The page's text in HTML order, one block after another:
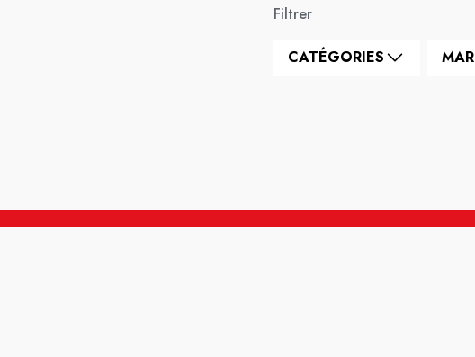
Filtrer
CATÉGORIES